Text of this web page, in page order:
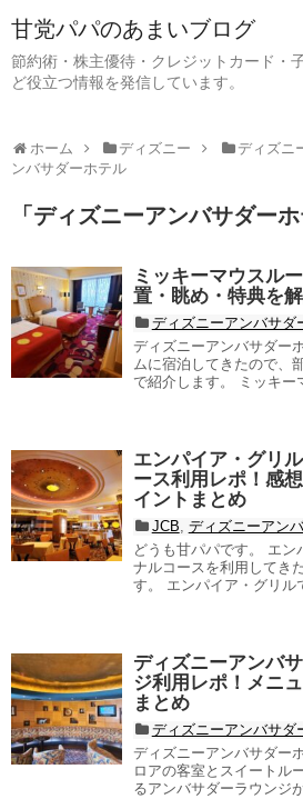
甘党パパのあまいブログ
節約術・株主優待・クレジットカード・
ど役立つ情報を発信しています。
ホーム ディズニー ディズニ
ンバサダーホテル
「 ディズニーアンバサダー
ミッキーマウスル
置・眺め・特典を
ディズニーアンバサダ
ディズニーアンバサダー
ムに宿泊してきたので、
で紹介します。 ミッキー
エンパイア・グリ
ース利用レポ！感
イントまとめ
JCB, ディズニーアン
どうも甘パパです。 エ
ナルコースを利用してき
す。 エンパイア・グリル
ディズニーアンバ
ジ利用レポ！メニ
まとめ
ディズニーアンバサダ
ディズニーアンバサダー
ロアの客室とスイートル
るアンバサダーラウンジ